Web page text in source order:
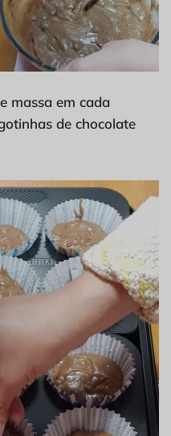
massa em cada
de chocolate